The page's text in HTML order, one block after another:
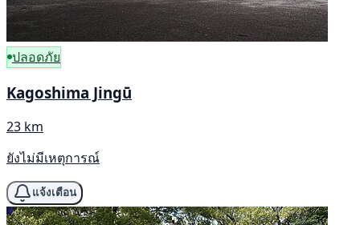
ปลอดภัย
Kagoshima Jingū
23 km
ยังไม่มีเหตุการณ์
แจ้งเตือน